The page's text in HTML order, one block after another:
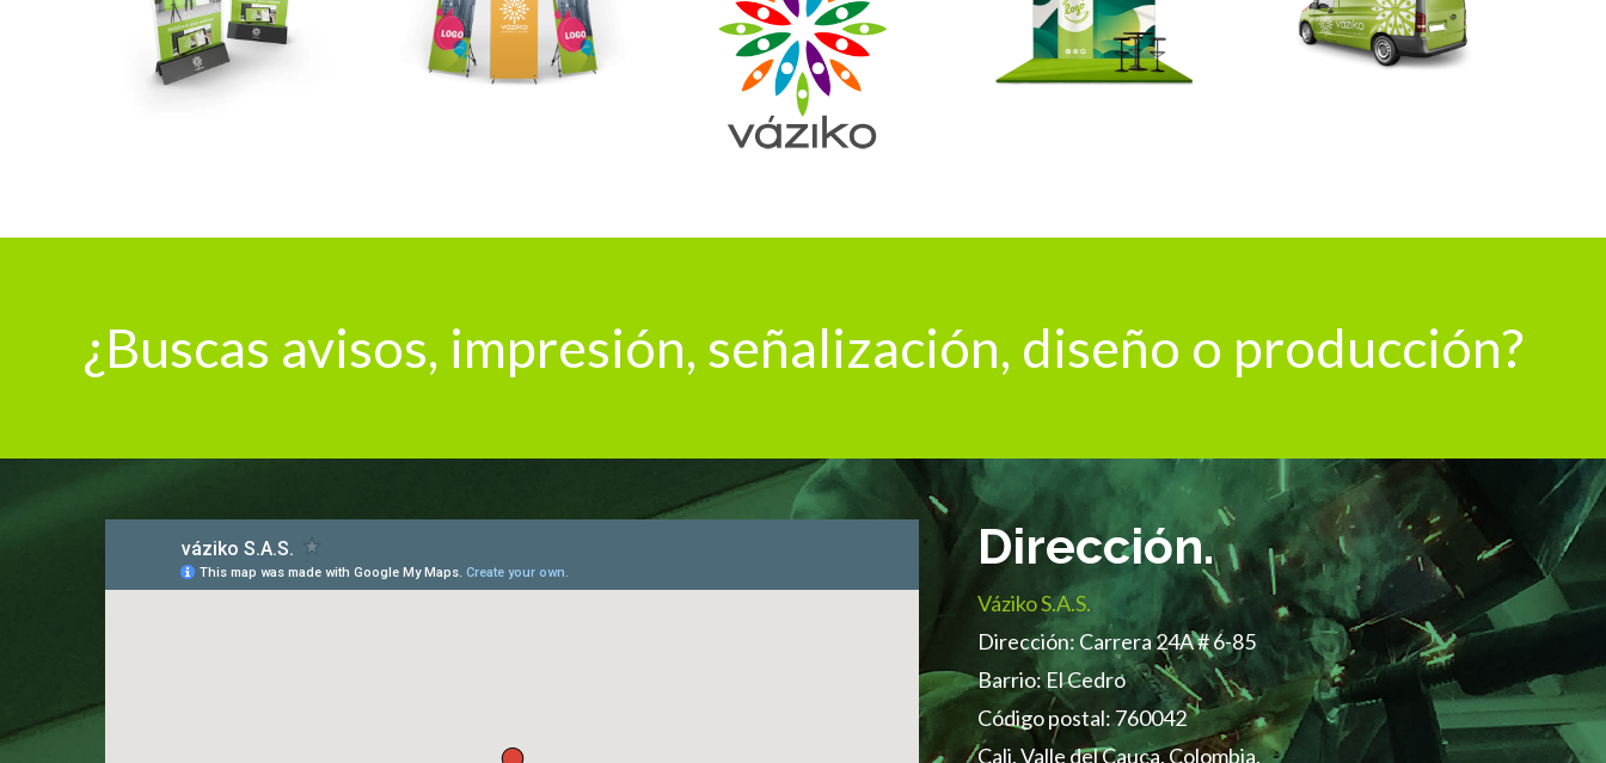
¿Buscas avisos, impresión, señalización, diseño o producción?
Dirección.
Váziko S.A.S.
Dirección: Carrera 24A # 6-85
Barrio: El Cedro
Código postal: 760042
Cali, Valle del Cauca, Colombia.